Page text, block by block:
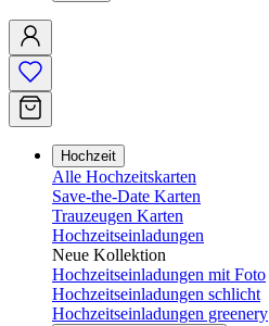
Hochzeit
Alle Hochzeitskarten
Save-the-Date Karten
Trauzeugen Karten
Hochzeitseinladungen
Neue Kollektion
Hochzeitseinladungen mit Foto
Hochzeitseinladungen schlicht
Hochzeitseinladungen greenery